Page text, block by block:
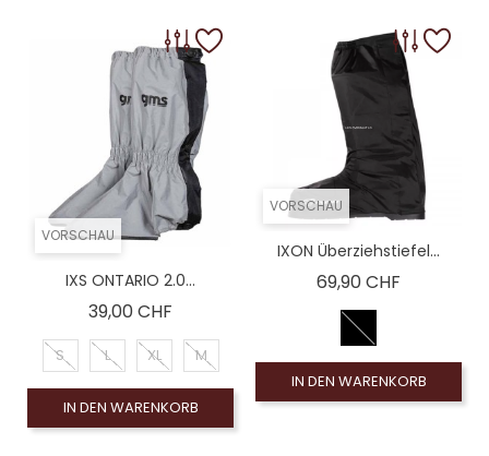
VORSCHAU
IXS ONTARIO 2.0...
39,00 CHF
S L XL M
IN DEN WARENKORB
VORSCHAU
IXON Überziehstiefel...
69,90 CHF
IN DEN WARENKORB